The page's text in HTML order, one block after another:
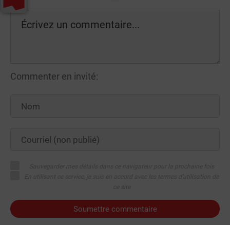
Commenter en invité:
Soumettre commentaire